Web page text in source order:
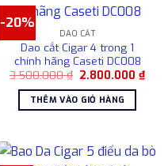
có
biến
thể.
Các
tùy
chọn
được
-20%
DAO CẮT
Dao cắt Cigar 4 trong 1
chính hãng Caseti DC008
3.500.000₫ Giá
là:
3.500.000 ₫.
2.800.000₫Giá
THÊM VÀO GIỎ HÀNG